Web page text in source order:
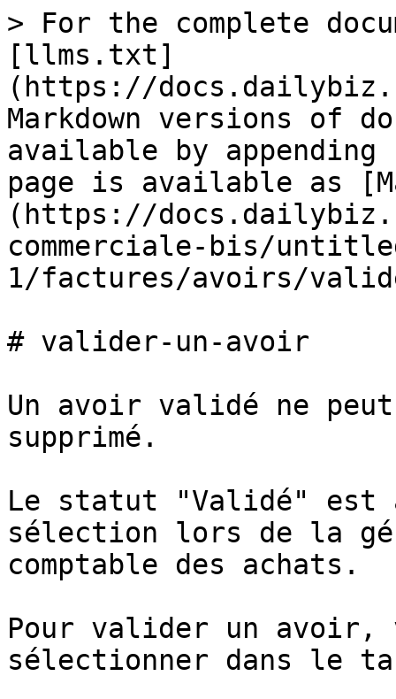
> For the complete
[llms.txt]
(https://
Markdown versions of
available by
page is available as
(https://
commerciale-bis/
1/factures/avoirs/
# valider-un-avoir
Un avoir validé ne
supprimé.
Le statut "Validé" est
sélection lors de la
comptable des achats.
Pour valider un avoir,
sélectionner dans le